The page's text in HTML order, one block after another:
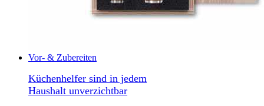
Vor- & Zubereiten
Küchenhelfer sind in jedem
Haushalt unverzichtbar